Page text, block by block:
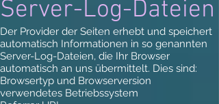
Server-Log-Dateien
Der Provider der Seiten erhebt und speichert
automatisch Informationen in so genannten
Server-Log-Dateien, die Ihr Browser
automatisch an uns übermittelt. Dies sind:
Browsertyp und Browserversion
verwendetes Betriebssystem